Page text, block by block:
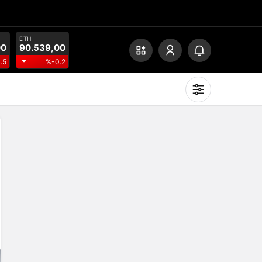
ETH
90.539,00
%-0.2
Mod
değiştir